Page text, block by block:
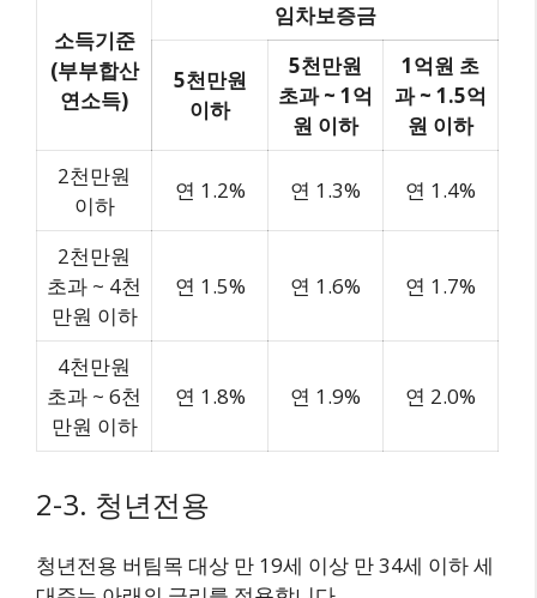
소득기준
(부부합산
연소득)
임차보증금
5천만원
이하
5천만원
초과 ~ 1억
원 이하
1억원 초
과 ~ 1.5억
원 이하
2천만원
이하
연 1.2% 연 1.3% 연 1.4%
2천만원
초과 ~ 4천
만원 이하
연 1.5% 연 1.6% 연 1.7%
4천만원
초과 ~ 6천
만원 이하
연 1.8% 연 1.9% 연 2.0%
2-3. 청년전용
청년전용 버팀목 대상 만 19세 이상 만 34세 이하 세